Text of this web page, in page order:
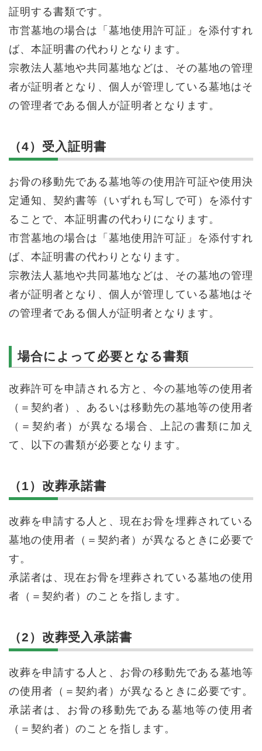
証明する書類です。
市営墓地の場合は「墓地使用許可証」を添付すれ
ば、本証明書の代わりとなります。
宗教法人墓地や共同墓地などは、その墓地の管理
者が証明者となり、個人が管理している墓地はそ
の管理者である個人が証明者となります。
（4）受入証明書
お骨の移動先である墓地等の使用許可証や使用決
定通知、契約書等（いずれも写しで可）を添付す
ることで、本証明書の代わりになります。
市営墓地の場合は「墓地使用許可証」を添付すれ
ば、本証明書の代わりとなります。
宗教法人墓地や共同墓地などは、その墓地の管理
者が証明者となり、個人が管理している墓地はそ
の管理者である個人が証明者となります。
場合によって必要となる書類
改葬許可を申請される方と、今の墓地等の使用者
（＝契約者）、あるいは移動先の墓地等の使用者
（＝契約者）が異なる場合、上記の書類に加え
て、以下の書類が必要となります。
（1）改葬承諾書
改葬を申請する人と、現在お骨を埋葬されている
墓地の使用者（＝契約者）が異なるときに必要で
す。
承諾者は、現在お骨を埋葬されている墓地の使用
者（＝契約者）のことを指します。
（2）改葬受入承諾書
改葬を申請する人と、お骨の移動先である墓地等
の使用者（＝契約者）が異なるときに必要です。
承諾者は、お骨の移動先である墓地等の使用者
（＝契約者）のことを指します。